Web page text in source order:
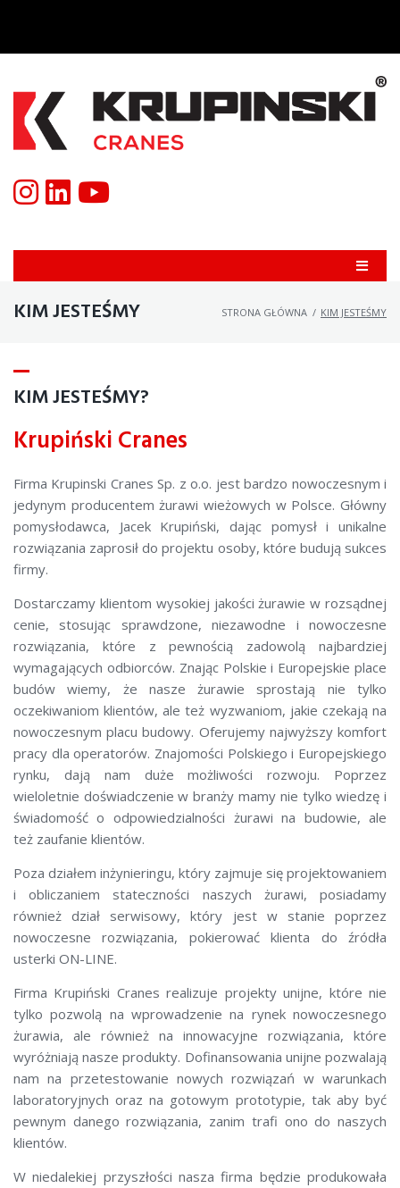
KIM JESTEŚMY STRONA GŁÓWNA / KIM JESTEŚMY
KIM JESTEŚMY?
Krupiński Cranes
Firma Krupinski Cranes Sp. z o.o. jest bardzo nowoczesnym i
jedynym producentem żurawi wieżowych w Polsce. Główny
pomysłodawca, Jacek Krupiński, dając pomysł i unikalne
rozwiązania zaprosił do projektu osoby, które budują sukces
firmy.
Dostarczamy klientom wysokiej jakości żurawie w rozsądnej
cenie, stosując sprawdzone, niezawodne i nowoczesne
rozwiązania, które z pewnością zadowolą najbardziej
wymagających odbiorców. Znając Polskie i Europejskie place
budów wiemy, że nasze żurawie sprostają nie tylko
oczekiwaniom klientów, ale też wyzwaniom, jakie czekają na
nowoczesnym placu budowy. Oferujemy najwyższy komfort
pracy dla operatorów. Znajomości Polskiego i Europejskiego
rynku, dają nam duże możliwości rozwoju. Poprzez
wieloletnie doświadczenie w branży mamy nie tylko wiedzę i
świadomość o odpowiedzialności żurawi na budowie, ale
też zaufanie klientów.
Poza działem inżynieringu, który zajmuje się projektowaniem
i obliczaniem stateczności naszych żurawi, posiadamy
również dział serwisowy, który jest w stanie poprzez
nowoczesne rozwiązania, pokierować klienta do źródła
usterki ON-LINE.
Firma Krupiński Cranes realizuje projekty unijne, które nie
tylko pozwolą na wprowadzenie na rynek nowoczesnego
żurawia, ale również na innowacyjne rozwiązania, które
wyróżniają nasze produkty. Dofinansowania unijne pozwalają
nam na przetestowanie nowych rozwiązań w warunkach
laboratoryjnych oraz na gotowym prototypie, tak aby być
pewnym danego rozwiązania, zanim trafi ono do naszych
klientów.
W niedalekiej przyszłości nasza firma będzie produkowała